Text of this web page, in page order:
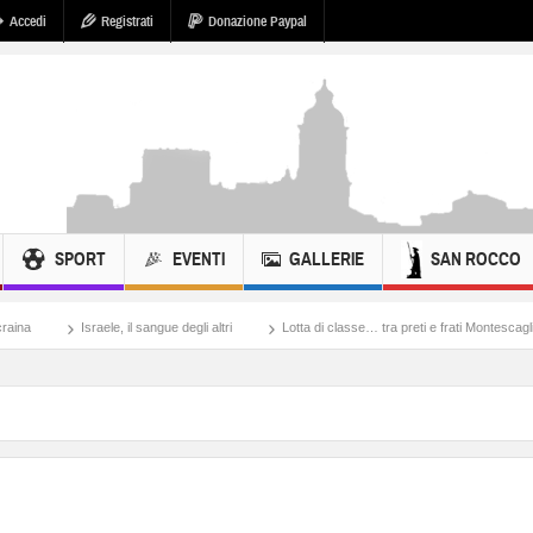
Accedi Registrati Donazione Paypal
SPORT EVENTI GALLERIE SAN ROCCO
degli altri Lotta di classe… tra preti e frati Montescaglioso Tonache,